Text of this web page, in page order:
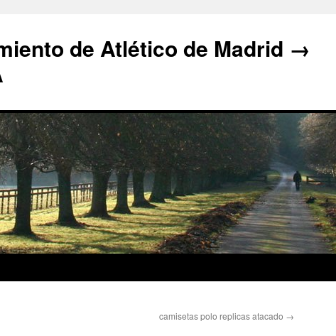
de Atlético de Madrid →
camisetas polo replicas atacado →